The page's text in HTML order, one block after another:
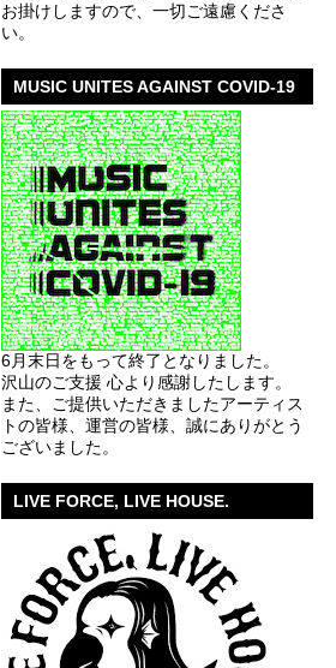
お掛けしますので、一切ご遠慮くださ
い。
MUSIC UNITES AGAINST COVID-19
6月末日をもって終了となりました。
沢山のご支援 心より感謝したします。
また、ご提供いただきましたアーティス
トの皆様、運営の皆様、誠にありがとう
ございました。
LIVE FORCE, LIVE HOUSE.